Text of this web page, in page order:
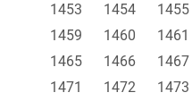
1453
1454 1455
1459
1460 1461
1465
1466 1467
1471
1472 1473